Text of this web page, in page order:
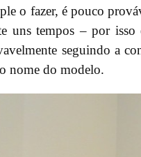
o fazer, é pouco
uns tempos – por isso
seguindo a
nome do modelo.